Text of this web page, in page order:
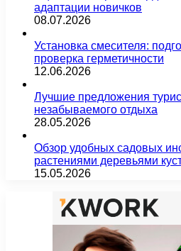
адаптации новичков
08.07.2026
Установка смесителя:
проверка герметичности
12.06.2026
Лучшие предложения
незабываемого отдыха
28.05.2026
Обзор удобных садовых
растениями деревьями
15.05.2026